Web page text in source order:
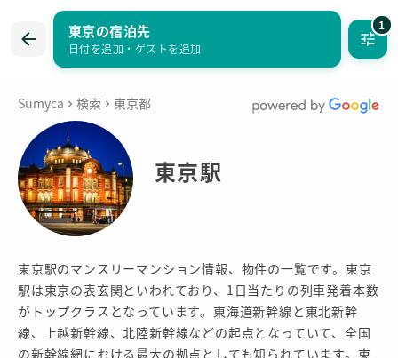
東京の宿泊先
日付を追加 ・ ゲストを追加
1
まとめて問い合わせ お気に入り
Sumyca 検索 東京都
東京駅
東京駅のマンスリーマンション情報、物件の一覧です。東京
駅は東京の表玄関といわれており、1日当たりの列車発着本数
がトップクラスとなっています。東海道新幹線と東北新幹
線、上越新幹線、北陸新幹線などの起点となっていて、全国
の新幹線網における最大の拠点としても知られています。東